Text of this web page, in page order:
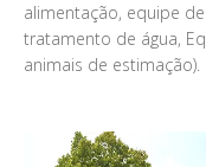
alimentação, equipe
tratamento de água,
animais de estimação).